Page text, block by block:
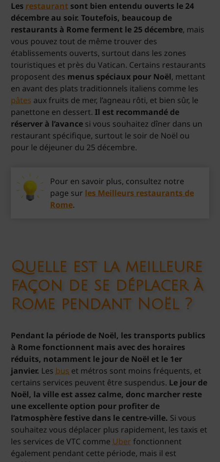
Les restaurant sont bien entendu ouverts le 24
décembre au soir. Toutefois, beaucoup de
restaurants à Rome ferment le 25 décembre, mais
vous pouvez tout de même trouver des
établissements ouverts, surtout dans les zones
touristiques et près du Vatican. Certains restaurants
proposent des menus spéciaux pour Noël, mettant
en avant des plats traditionnels italiens comme les
pâtes aux fruits de mer, l’agneau rôti, et bien sûr, le
panettone en dessert.Il est recommandé de
réserver à l’avance si vous souhaitez dîner dans un
restaurant spécifique, surtout le soir de Noël ou
pour le déjeuner du 25 décembre.
Pour en savoir plus, consultez notre
page sur les Meilleurs restaurants de
Rome.
Quelle est la meilleure
façon de se déplacer à
Rome pendant Noël ?
Pendant la période de Noël, les transports publics
à Rome fonctionnent mais avec des horaires
réduits, notamment le jour de Noël et le 1er
janvier. Les bus et métros sont moins fréquents, et
certains services peuvent être suspendus. Le jour de
Noël, la ville est assez calme, donc marcher reste
une excellente option pour profiter de
l’atmosphère festive dans le centre-ville. Si vous
souhaitez vous déplacer plus rapidement, les taxis et
les services de VTC comme Uber fonctionnent
également pendant cette période, mais il est